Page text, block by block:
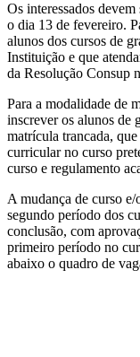
Os interessados
o dia 13 de fevereiro.
alunos dos cursos de
Instituição e que
da Resolução Consup
Para a modalidade de
inscrever os alunos de
matrícula trancada,
curricular no curso
curso e regulamento
A mudança de curso
segundo período dos
conclusão, com
primeiro período no
abaixo o quadro de